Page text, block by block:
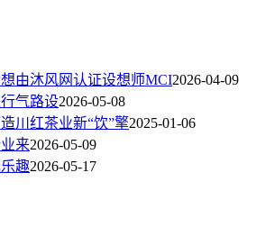
由沐风网认证设想师MCI2026-04-09
气路设2026-05-08
川红茶业新“饮”擎2025-01-06
来2026-05-09
趣2026-05-17